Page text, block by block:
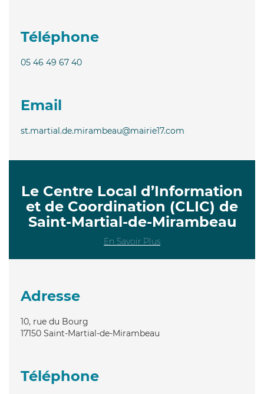
Téléphone
05 46 49 67 40
Email
st.martial.de.mirambeau@mairie17.com
Le Centre Local d’Information
et de Coordination (CLIC) de
Saint-Martial-de-Mirambeau
En Savoir Plus
Adresse
10, rue du Bourg
17150 Saint-Martial-de-Mirambeau
Téléphone